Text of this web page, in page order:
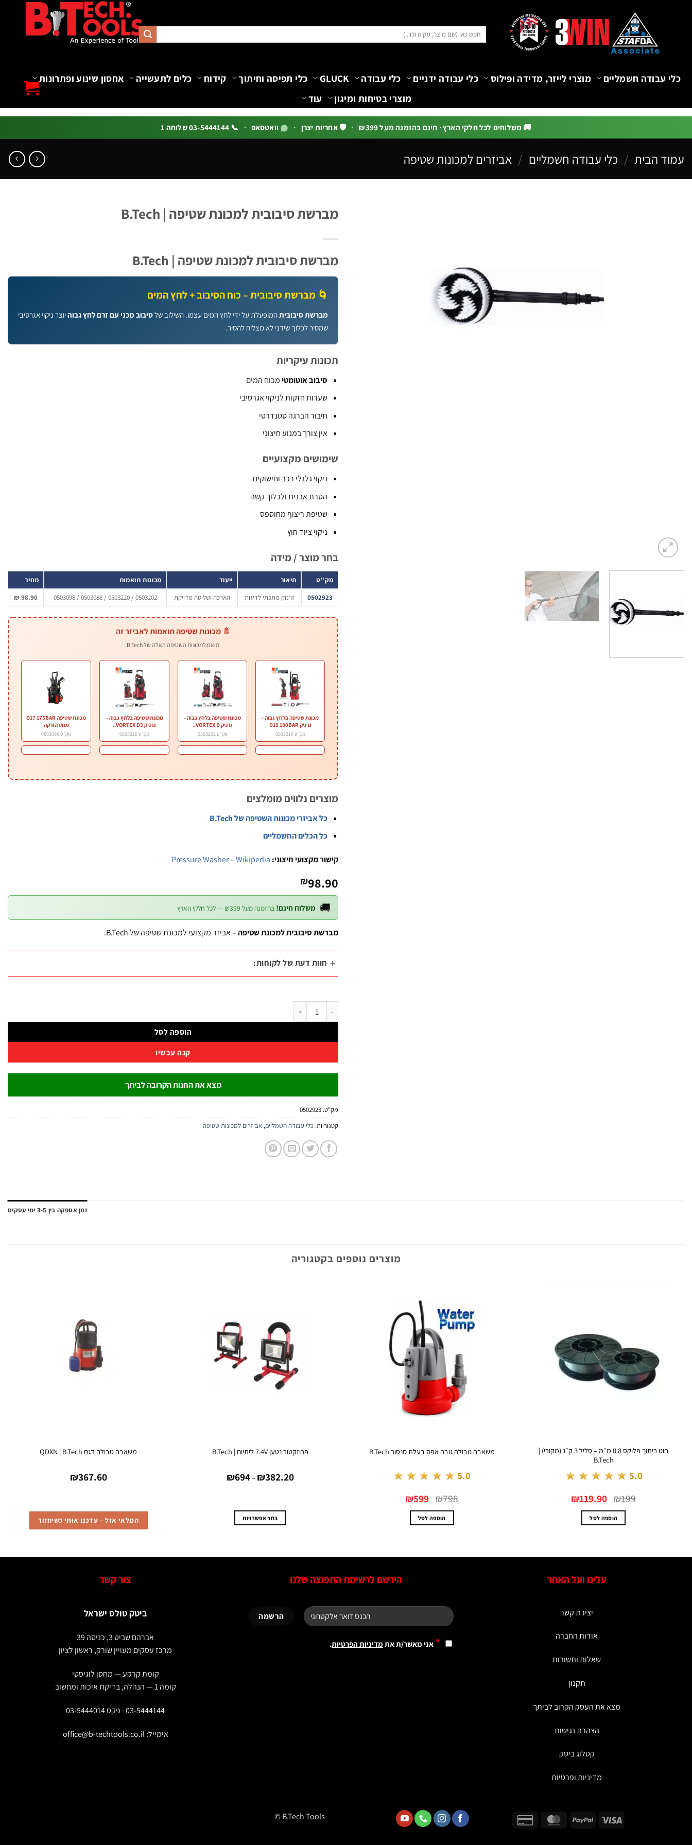
כלי עבודה חשמליים מוצרי לייזר, מדידה ופילוס כלי עבודה ידניים כלי עבודה GLUCK כלי תפיסה וחיתוך קידוח כלים לתעשייה
אחסון שינוע ופתרונות
מוצרי בטיחות ומיגון
עוד
🚚 משלוחים לכל חלקי הארץ · חינם בהזמנה מעל ₪399 · 🛡️ אחריות יצרן · וואטסאפ · 📞 03-5444144 שלוחה 1
עמוד הבית / כלי עבודה חשמליים / אביזרים למכונות שטיפה
מברשת סיבובית למכונת שטיפה | B.Tech
מברשת סיבובית למכונת שטיפה | B.Tech
🌀 מברשת סיבובית – כוח הסיבוב + לחץ המים
מברשת סיבוביתהמופעלת על ידי לחץ המים עצמו. השילוב שלסיבוב מכני עם זרם לחץ גבוהיוצר ניקוי אגרסיבי
שמסיר לכלוך שידני לא מצליח להסיר.
תכונות עיקריות
סיבוב אוטומטימכוח המים
שערות חזקות לניקוי אגרסיבי
חיבור הברגה סטנדרטי
אין צורך במנוע חיצוני
שימושים מקצועיים
ניקוי גלגלי רכב וחישוקים
הסרת אבנית ולכלוך קשה
שטיפת ריצוף מחוספס
ניקוי ציוד חוץ
בחר מוצר / מידה
מק"ט תיאור ייעוד מכונות תואמות
מחיר
0502923
זרנוק מתכתי לדיזות הארכה ושליטה מדויקת 0503202 / 0503220 / 0503088 / 0503098
98.90 ₪
🚿 מכונות שטיפה תואמות לאביזר זה
תואם למכונות השטיפה האלה של B.Tech
מכונת שטיפה בלחץ גבוה -
גרניק D19 180BAR
מק״ט 0503219
מכונת שטיפה בלחץ גבוה -
גרניק VORTEX D..
מק״ט 0503202
מכונת שטיפה בלחץ גבוה -
גרניק VORTEX D3..
מק״ט 0503220
מכונת שטיפה D17 175BAR
מנוע הזרקה
מק״ט 0503096
מוצרים נלווים מומלצים
כל אביזרי מכונות השטיפה של B.Tech
כל הכלים החשמליים
קישור מקצועי חיצוני: Pressure Washer – Wikipedia
₪98.90
🚚 משלוח חינם! בהזמנה מעל ₪399 — לכל חלקי הארץ
מברשת סיבובית למכונת שטיפה– אביזר מקצועי למכונת שטיפה של B.Tech.
חוות דעת של לקוחות:
כמות של מברשת סיבובית למכונת שטיפה | B.Tech
הוספה לסל
קנה עכשיו
מצא את החנות הקרובה לביתך
מק"ט: 0502923
קטגוריות: כלי עבודה חשמליים, אביזרים למכונות שטיפה
זמן אספקה בין 3-5 ימי עסקים
מוצרים נוספים בקטגוריה
חוט ריתוך פלוקס 0.8 מ״מ – סליל 3 ק״ג (מקורי) |
B.Tech
★★★★★ 5.0
₪199 המקורי
היה:
₪199.
₪119.90 הנוכחי
הוא:
הוספה לסל
משאבה טבולה גובה אפס בעלת סנסור B.Tech
★★★★★5.0
₪798 המקורי
היה:
₪798.
₪599 הנוכחי
הוא:
הוספה לסל
פרוזקטור נטען 7.4V ליתיום | B.Tech
₪382.20
–
₪694
בחר אפשרויות
את
משאבה טבולה דגם QDXN | B.Tech
₪367.60
המלאי אזל – עדכנו אותי כשיחזור
עלינו ועל האתר
יצירת קשר
אודות החברה
שאלות ותשובות
תקנון
מצא את העסק הקרוב לביתך
הצהרת נגישות
קטלוג ביטק
מדיניות ופרטיות
הירשם לרשימת התפוצה שלנו
* אני מאשר/ת את מדיניות הפרטיות.
צור קשר
ביטק טולס ישראל
אברהם שביט 3, כניסה 39
מרכז עסקים מעויין שורק, ראשון לציון
קומת קרקע — מחסן לוגיסטי
קומה 1 — הנהלה, בדיקת איכות ומחשוב
03-5444144 · פקס 03-5444014
אימייל:office@b-techtools.co.il
© B.Tech Tools